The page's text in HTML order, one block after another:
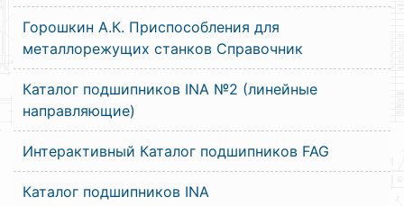
Горошкин А.К. Приспособления для
металлорежущих станков Справочник
Каталог подшипников INA №2 (линейные
направляющие)
Интерактивный Каталог подшипников FAG
Каталог подшипников INA